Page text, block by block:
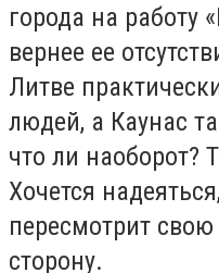
города на работу
вернее ее
Литве
людей, а Каунас
что ли наоборот?
Хочется
пересмотрит
сторону.